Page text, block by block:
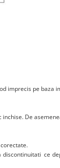
imprecis pe baza
De
discontinuitati ce